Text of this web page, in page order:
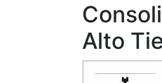
Alto